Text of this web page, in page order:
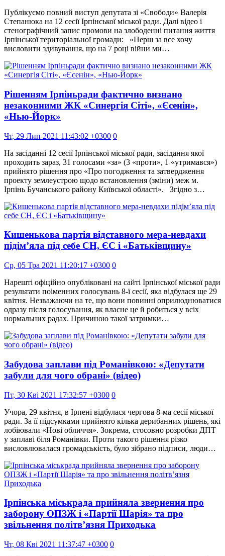
Публікуємо повний виступ депутата зі «Свободи» Валерія
Степанюка на 12 сесії Ірпінської міської ради. Далі відео і
стенографічний запис промови на злободенні питання життя
Ірпінської територіальної громади: «Перш за все хочу
висловити здивування, що на 7 році війни ми…
Рішенням Ірпіньради фактично визнано
незаконними ЖК «Синергія Сіті», «Єсенін»,
«Нью-Йорк»
Чт, 29 Лип 2021 11:43:02 +0300 0
На засіданні 12 сесії Ірпінської міської ради, засідання якої
проходить зараз, 31 голосами «за» (3 «проти», 1 «утримався»)
прийнято рішення про «Про погодження та затвердження
проекту землеустрою щодо встановлення (зміни) меж м.
Ірпінь Бучанського району Київської області». Згідно з…
Кишенькова партія відставного мера-невдахи
підім’яла під себе СН, ЄС і «Батьківщину»
Ср, 05 Тра 2021 11:20:17 +0300 0
Нарешті офіційно опубліковані на сайті Ірпінської міської ради
результати поіменних голосувань 8-ї сесії, яка відбулася ще 29
квітня. Незважаючи на те, що вони повинні оприлюднюватися
одразу після голосування, як власне це й робиться у всіх
нормальних радах. Причиною такої затримки…
Забудова заплави під Романівкою: «Депутати
забули для чого обрані» (відео)
Пт, 30 Кві 2021 17:32:57 +0300 0
Учора, 29 квітня, в Ірпені відбулася чергова 8-ма сесії міської
ради. За її підсумками прийнято кілька дерибанних рішень, які
лобіювали «Нові обличчя». Зокрема, стосовно розробки ДПТ
у заплаві біля Романівки. Проти такого рішення різко
висловлювалася громадськість, було зібрано підписи, люди…
Ірпінська міськрада прийняла звернення про
заборону ОПЗЖ і «Партії Шарія» та про
звільнення політв’язня Приходька
Чт, 08 Кві 2021 11:37:47 +0300 0